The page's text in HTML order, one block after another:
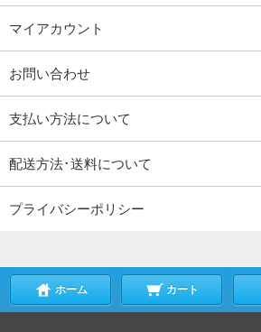
マイアカウント
お問い合わせ
支払い方法について
配送方法･送料について
プライバシーポリシー
ホーム カート